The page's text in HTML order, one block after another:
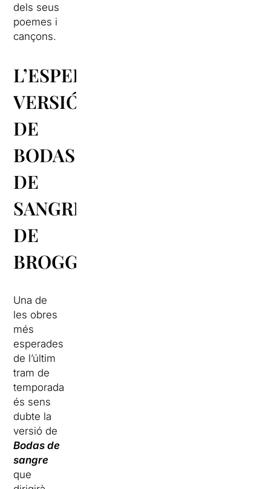
dels seus
poemes i
cançons.
L’ESPERADA
VERSIÓ
DE
BODAS
DE
SANGRE
DE
BROGGI
Una de
les obres
més
esperades
de l’últim
tram de
temporada
és sens
dubte la
versió de
Bodas de
sangre
que